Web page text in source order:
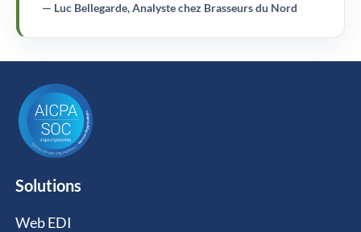
— Luc Bellegarde, Analyste chez Brasseurs du Nord
Solutions
Web EDI